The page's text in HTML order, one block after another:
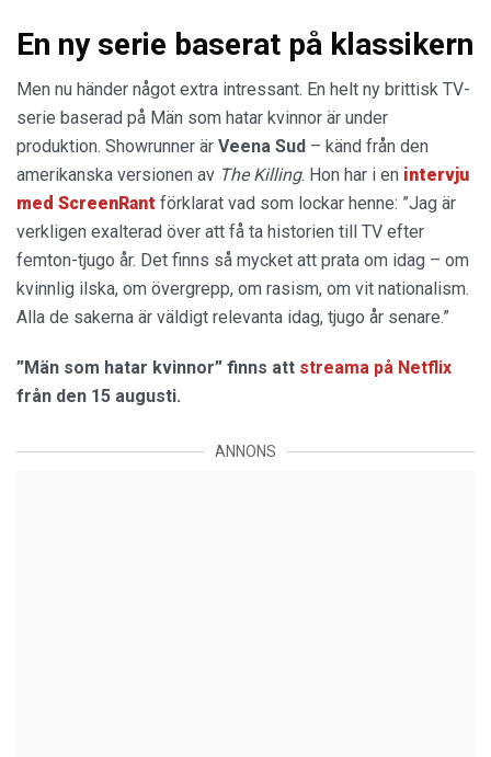
En ny serie baserat på klassikern
Men nu händer något extra intressant. En helt ny brittisk TV-
serie baserad på Män som hatar kvinnor är under
produktion. Showrunner är Veena Sud – känd från den
amerikanska versionen av The Killing. Hon har i en intervju
med ScreenRant förklarat vad som lockar henne: ”Jag är
verkligen exalterad över att få ta historien till TV efter
femton-tjugo år. Det finns så mycket att prata om idag – om
kvinnlig ilska, om övergrepp, om rasism, om vit nationalism.
Alla de sakerna är väldigt relevanta idag, tjugo år senare.”
”Män som hatar kvinnor” finns att streama på Netflix
från den 15 augusti.
ANNONS